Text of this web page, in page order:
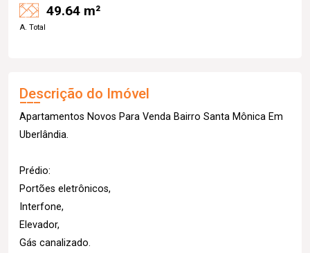
49.64 m²
A. Total
Descrição do Imóvel
Apartamentos Novos Para Venda Bairro Santa Mônica Em
Uberlândia.
Prédio:
Portões eletrônicos,
Interfone,
Elevador,
Gás canalizado.